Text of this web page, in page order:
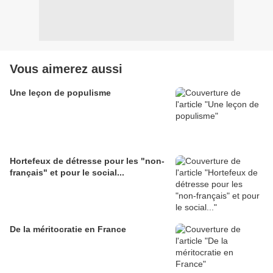
Vous aimerez aussi
Une leçon de populisme
Hortefeux de détresse pour les "non-
français" et pour le social...
De la méritocratie en France